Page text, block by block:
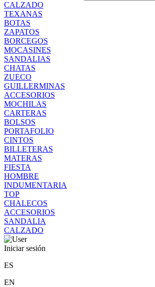
CALZADO
TEXANAS
BOTAS
ZAPATOS
BORCEGOS
MOCASINES
SANDALIAS
CHATAS
ZUECO
GUILLERMINAS
ACCESORIOS
MOCHILAS
CARTERAS
BOLSOS
PORTAFOLIO
CINTOS
BILLETERAS
MATERAS
FIESTA
HOMBRE
INDUMENTARIA
TOP
CHALECOS
ACCESORIOS
SANDALIA
CALZADO
Iniciar sesión
ES
EN